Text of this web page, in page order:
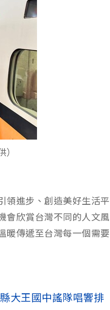
）
領進步、創造美好生活平
會欣賞台灣不同的人文風
暖傳遞至台灣每一個需要
大王國中謠隊唱響排